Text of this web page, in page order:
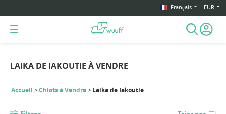
Français EUR
LAIKA DE IAKOUTIE À VENDRE
Accueil Chiots à Vendre Laika de Iakoutie